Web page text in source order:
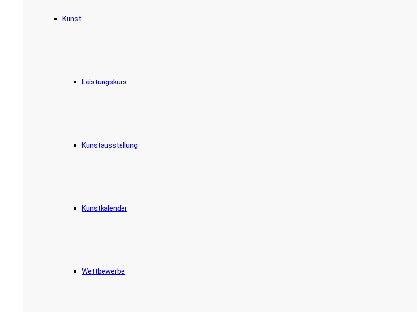
Kunst
Leistungskurs
Kunstausstellung
Kunstkalender
Wettbewerbe